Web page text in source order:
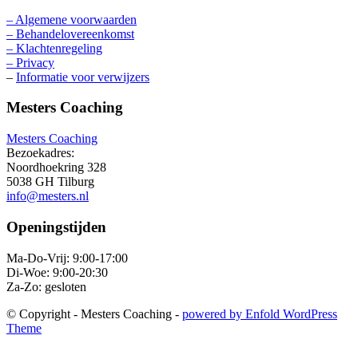
– Algemene voorwaarden
– Behandelovereenkomst
– Klachtenregeling
– Privacy
– Informatie voor verwijzers
Mesters Coaching
Mesters Coaching
Bezoekadres:
Noordhoekring 328
5038 GH Tilburg
info@mesters.nl
Openingstijden
Ma-Do-Vrij: 9:00-17:00
Di-Woe: 9:00-20:30
Za-Zo: gesloten
© Copyright - Mesters Coaching - powered by Enfold WordPress
Theme